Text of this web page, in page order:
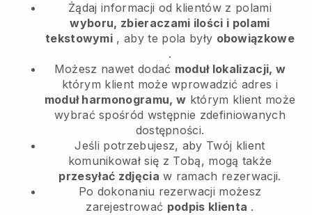
Żądaj informacji od klientów z polami
wyboru, zbieraczami ilości i polami
tekstowymi , aby te pola były obowiązkowe
.
Możesz nawet dodać moduł lokalizacji, w
którym klient może wprowadzić adres i
moduł harmonogramu, w którym klient może
wybrać spośród wstępnie zdefiniowanych
dostępności.
Jeśli potrzebujesz, aby Twój klient
komunikował się z Tobą, mogą także
przesyłać zdjęcia w ramach rezerwacji.
Po dokonaniu rezerwacji możesz
zarejestrować podpis klienta .